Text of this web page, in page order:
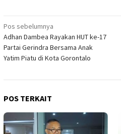
Navigasi
pos
Pos sebelumnya
Adhan Dambea Rayakan HUT ke-17
Partai Gerindra Bersama Anak
Yatim Piatu di Kota Gorontalo
POS TERKAIT